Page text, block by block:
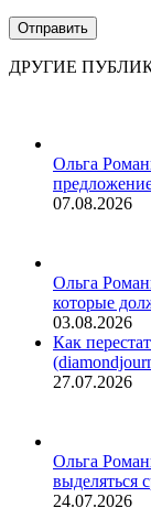
ДРУГИЕ
Ольга
07.08.2026
Ольга
которые
03.08.2026
Как
27.07.2026
Ольга
выделяться
24.07.2026